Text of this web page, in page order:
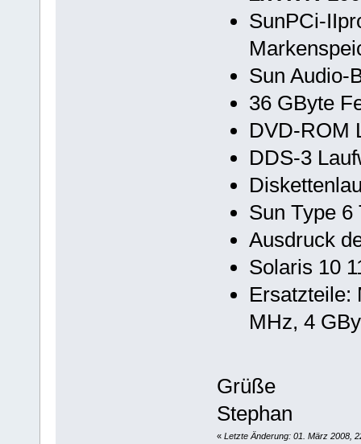
SunPCi-
Sun Audio-
36 GByte
DVD-ROM
DDS-3
Sun Type 6
Ausdruck
Solaris 10
Ersatzteile:
MHz, 4
Grüße
Stephan
« Letzte Änderung: 01. März 2008,